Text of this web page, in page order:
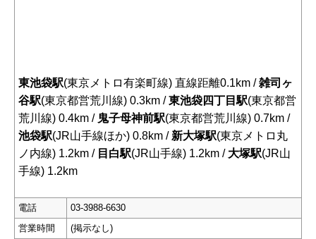
東池袋駅(東京メトロ有楽町線) 直線距離0.1km /雑司ヶ
谷駅(東京都営荒川線) 0.3km /東池袋四丁目駅(東京都営
荒川線) 0.4km / 鬼子母神前駅(東京都営荒川線) 0.7km /
池袋駅(JR山手線ほか) 0.8km / 新大塚駅(東京メトロ丸
ノ内線) 1.2km / 目白駅(JR山手線) 1.2km / 大塚駅(JR山
手線) 1.2km
電話
03-3988-6630
営業時間
(掲示なし)